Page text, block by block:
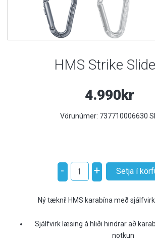
HMS Strike
4.990kr
Vörunúmer: 737710006630
- +
Ný tækni! HMS karabína með
Sjálfvirk læsing á hliði hindrar að
notkun